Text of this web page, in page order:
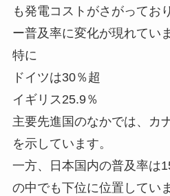
も発電コストがさがってお
ー普及率に変化が現れてい
特に
ドイツは30％超
イギリス25.9％
主要先進国のなかでは、カ
を示しています。
一方、日本国内の普及率は
の中でも下位に位置してい